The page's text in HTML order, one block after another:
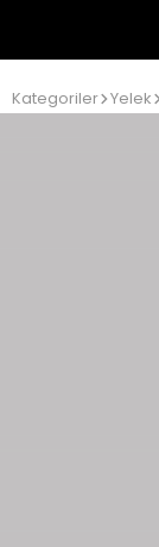
Kategoriler Yelek